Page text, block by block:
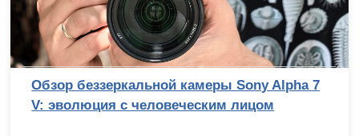
Обзор беззеркальной камеры Sony Alpha 7
V: эволюция с человеческим лицом